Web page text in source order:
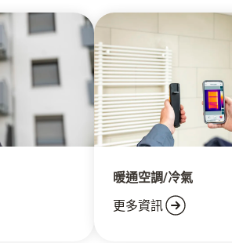
暖通空調/冷氣
更多資訊